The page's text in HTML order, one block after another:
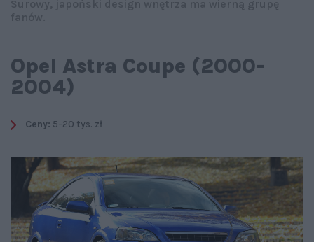
Opel Astra Coupe (2000-
2004)
Ceny: 5-20 tys. zł